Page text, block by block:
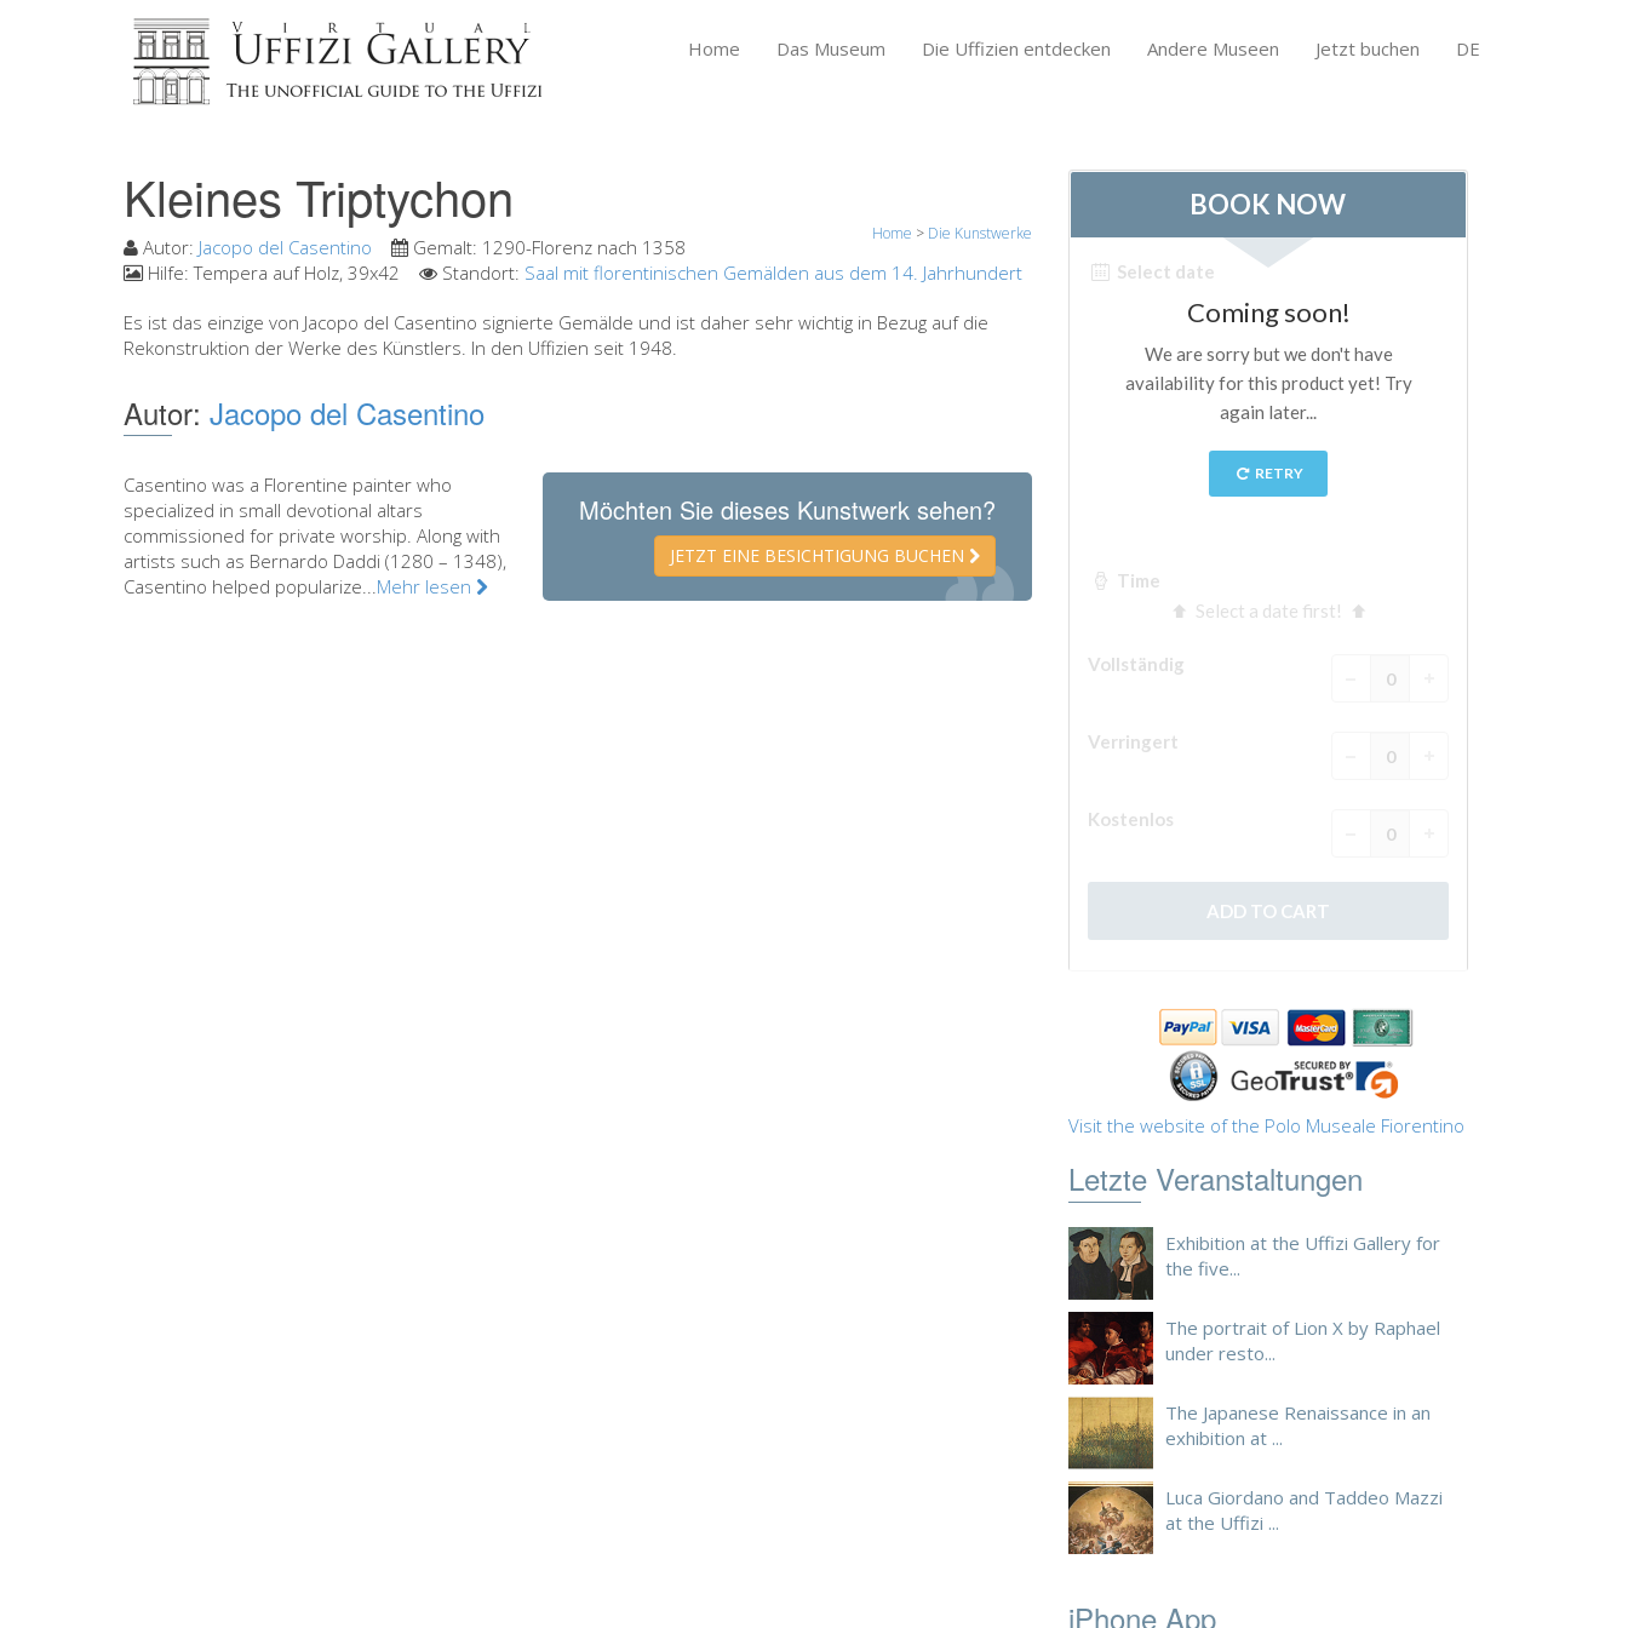
Home Das Museum Die Uffizien entdecken Andere Museen Jetzt buchen DE
Kleines Triptychon
Home > Die Kunstwerke
Autor: Jacopo del Casentino Gemalt: 1290-Florenz nach 1358
Hilfe:Tempera auf Holz, 39x42 Standort: Saal mit florentinischen Gemälden aus dem 14. Jahrhundert
Es ist das einzige von Jacopo del Casentino signierte Gemälde und ist daher sehr wichtig in Bezug auf die
Rekonstruktion der Werke des Künstlers. In den Uffizien seit 1948.
Autor: Jacopo del Casentino
Möchten Sie dieses Kunstwerk sehen?
JETZT EINE BESICHTIGUNG BUCHEN
Casentino was a Florentine painter who
specialized in small devotional altars
commissioned for private worship. Along with
artists such as Bernardo Daddi (1280 – 1348),
Casentino helped popularize...Mehr lesen
Visit the website of the Polo Museale Fiorentino
Letzte Veranstaltungen
Exhibition at the Uffizi Gallery for
the five...
The portrait of Lion X by Raphael
under resto...
The Japanese Renaissance in an
exhibition at ...
Luca Giordano and Taddeo Mazzi
at the Uffizi ...
iPhone App